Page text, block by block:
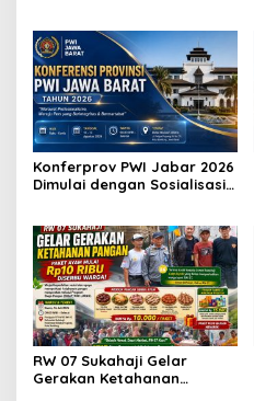
Konferprov PWI Jabar 2026
Dimulai dengan Sosialisasi
Profesionalisme
RW 07 Sukahaji Gelar
Gerakan Ketahanan